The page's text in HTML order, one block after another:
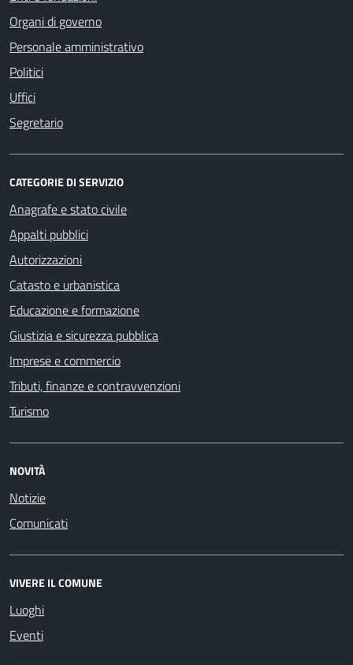
Organi di governo
Personale amministrativo
Politici
Uffici
Segretario
CATEGORIE DI SERVIZIO
Anagrafe e stato civile
Appalti pubblici
Autorizzazioni
Catasto e urbanistica
Educazione e formazione
Giustizia e sicurezza pubblica
Imprese e commercio
Tributi, finanze e contravvenzioni
Turismo
NOVITÀ
Notizie
Comunicati
VIVERE IL COMUNE
Luoghi
Eventi